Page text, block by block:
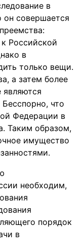
в
он совершается
Российской
в
только вещи.
а затем более
являются
что
Федерации в
Таким образом,
имущество
необходим,
порядок
в